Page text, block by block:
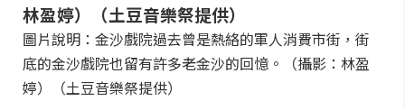
圖片說明：金沙戲院過去曾是熱絡的軍人消費市街，街
底的金沙戲院也留有許多老金沙的回憶。（攝影：林盈
婷）（土豆音樂祭提供）